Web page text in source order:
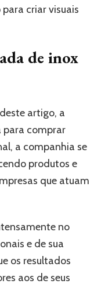
criar visuais
de inox
artigo, a
para comprar
a companhia se
produtos e
que atuam
no
e de sua
os resultados
aos de seus